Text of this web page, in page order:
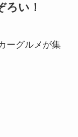
い！
ーグルメが集